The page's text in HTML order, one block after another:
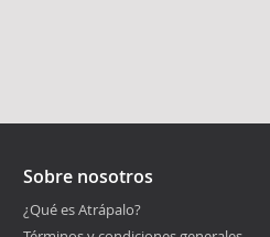
Sobre nosotros
¿Qué es Atrápalo?